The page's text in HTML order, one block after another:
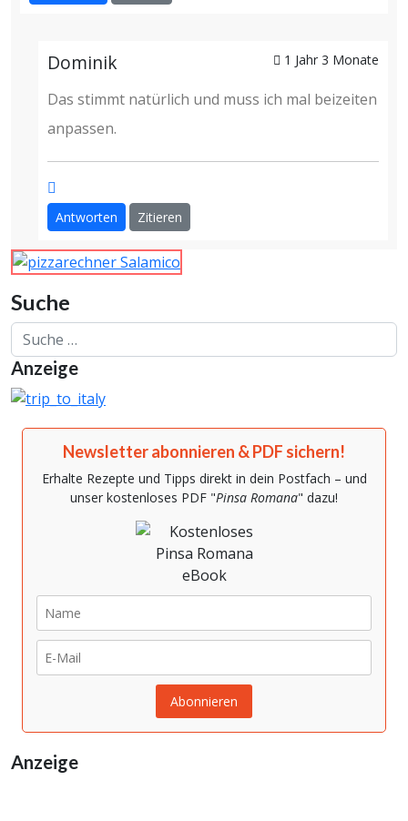
Dominik 1 Jahr 3 Monate
Das stimmt natürlich und muss ich mal beizeiten
anpassen.
Antworten Zitieren
Suche
Suchen
Anzeige
Newsletter abonnieren & PDF sichern!
Erhalte Rezepte und Tipps direkt in dein Postfach – und
unser kostenloses PDF "Pinsa Romana" dazu!
Anzeige